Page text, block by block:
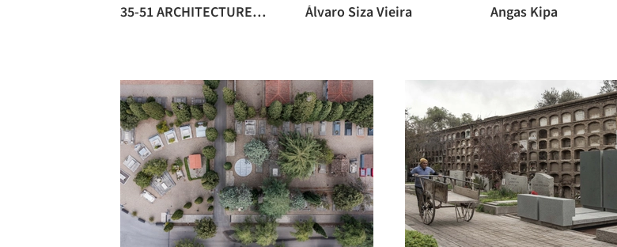
35-51 ARCHITECTURE Office Álvaro Siza Vieira Angas Kipa